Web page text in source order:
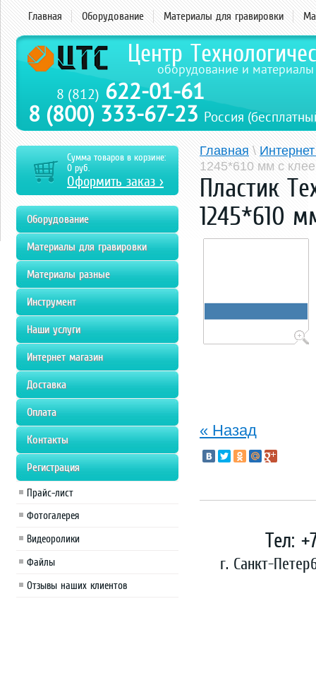
Главная Оборудование Материалы для гравировки
8 (800) 333-67-23 Россия
Центр
оборудование и
8 (812) 622-01-61
Главная\
1245*610 мм с
Пластик
1245*610
« Назад
Тел:
г. Санкт-
Сумма товаров в корзине:
0 руб.
Оформить заказ >
Оборудование
Материалы для гравировки
Материалы разные
Инструмент
Наши услуги
Интернет магазин
Доставка
Оплата
Контакты
Регистрация
Прайс-лист
Фотогалерея
Видеоролики
Файлы
Отзывы наших клиентов